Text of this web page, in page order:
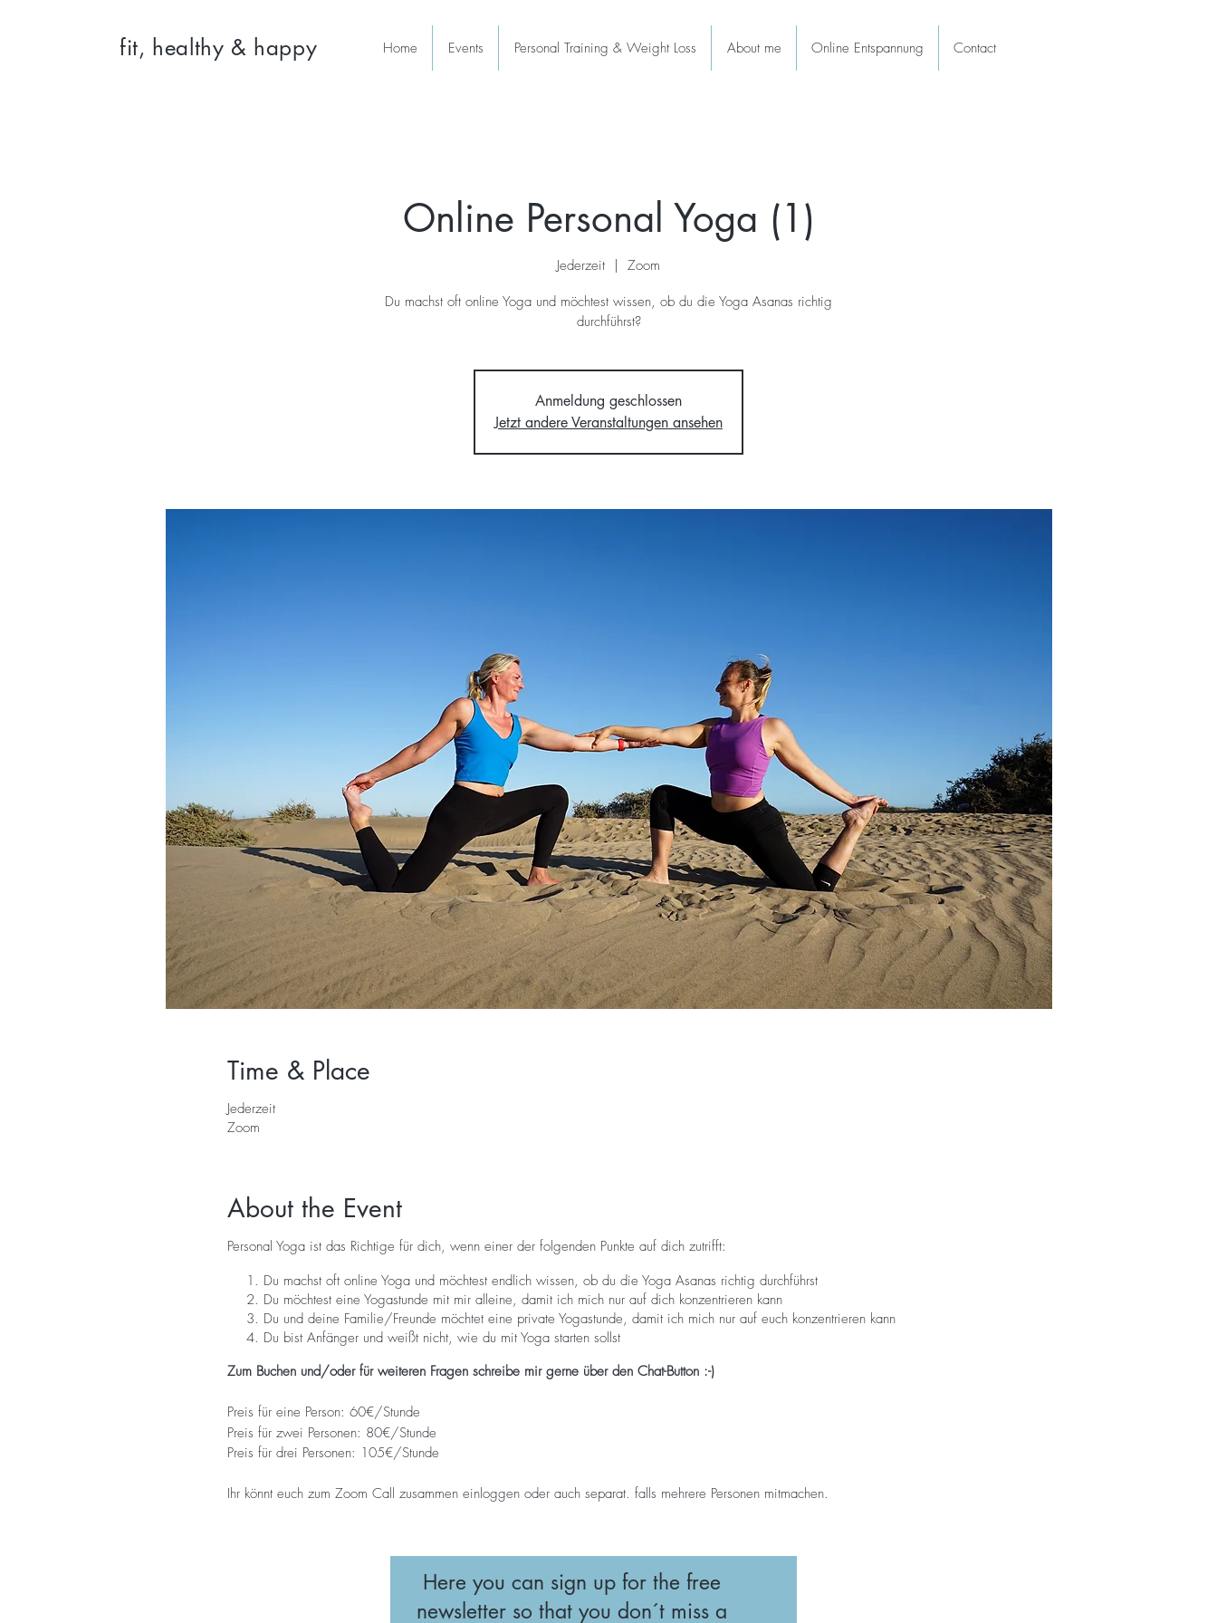
Home Events Personal Training & Weight Loss About me Online Entspannung Contact
fit, healthy & happy
Online Personal Yoga (1)
Jederzeit
  |
Zoom
Du machst oft online Yoga und möchtest wissen, ob du die Yoga Asanas richtig
durchführst?
Anmeldung geschlossen
Jetzt andere Veranstaltungen ansehen
Time & Place
Jederzeit
Zoom
About the Event
Personal Yoga ist das Richtige für dich, wenn einer der folgenden Punkte auf dich zutrifft:
Du machst oft online Yoga und möchtest endlich wissen, ob du die Yoga Asanas richtig durchführst
Du möchtest eine Yogastunde mit mir alleine, damit ich mich nur auf dich konzentrieren kann
Du und deine Familie/Freunde möchtet eine private Yogastunde, damit ich mich nur auf euch konzentrieren kann
Du bist Anfänger und weißt nicht, wie du mit Yoga starten sollst
Zum Buchen und/oder für weiteren Fragen schreibe mir gerne über den Chat-Button :-)
Preis für eine Person: 60€/Stunde
Preis für zwei Personen: 80€/Stunde
Preis für drei Personen: 105€/Stunde
Ihr könnt euch zum Zoom Call zusammen einloggen oder auch separat. falls mehrere Personen mitmachen.
Here you can sign up for the free
newsletter so that you don´t miss a